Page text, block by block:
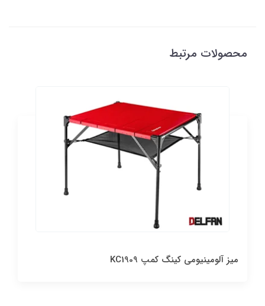
محصولات مرتبط
میز آلومینیومی کینگ کمپ KC1909